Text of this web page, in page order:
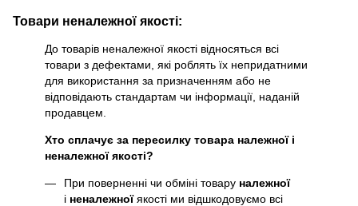
Товари неналежної якості:
До товарів неналежної якості відносяться всі
товари з дефектами, які роблять їх непридатними
для використання за призначенням або не
відповідають стандартам чи інформації, наданій
продавцем.
Хто сплачує за пересилку товара належної і
неналежної якості?
При поверненні чи обміні товару належної
і неналежноїякості ми відшкодовуємо всі